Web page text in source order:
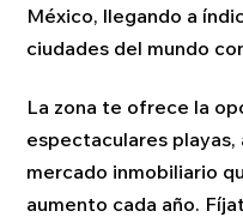
México, llegando a
ciudades del mundo
La zona te ofrece la
espectaculares
mercado inmobiliario
aumento cada año.